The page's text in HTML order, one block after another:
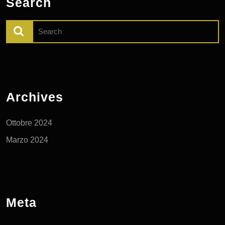
for:
Archives
Ottobre 2024
Marzo 2024
Meta